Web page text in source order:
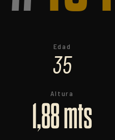
Edad
35
Altura
1,88 mts